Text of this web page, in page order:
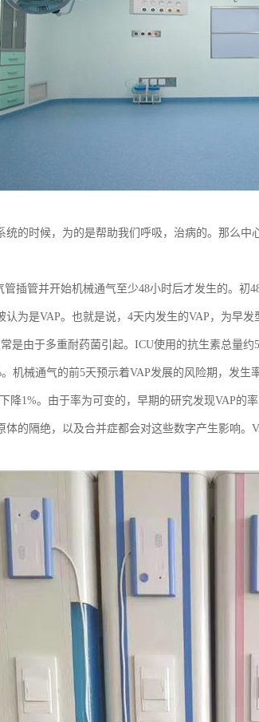
统的时候，为的是帮助我们呼吸，治病的。那么
管插管并开始机械通气至少48小时后才发生的。
认为是VAP。也就是说，4天内发生的VAP，为早
是由于多重耐药菌引起。ICU使用的抗生素总量
机械通气的前5天预示着VAP发展的风险期，发生
降1%。由于率为可变的，早期的研究发现VAP的
体的隔绝，以及合并症都会对这些数字产生影响